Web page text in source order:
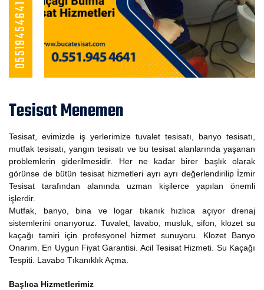
05519454641
Tesisat Menemen
Tesisat, evimizde iş yerlerimize tuvalet tesisatı, banyo tesisatı,
mutfak tesisatı, yangın tesisatı ve bu tesisat alanlarında yaşanan
problemlerin giderilmesidir. Her ne kadar birer başlık olarak
görünse de bütün tesisat hizmetleri ayrı ayrı değerlendirilip İzmir
Tesisat tarafından alanında uzman kişilerce yapılan önemli
işlerdir.
Mutfak, banyo, bina ve logar tıkanık hızlıca açıyor drenaj
sistemlerini onarıyoruz. Tuvalet, lavabo, musluk, sifon, klozet su
kaçağı tamiri için profesyonel hizmet sunuyoru. Klozet Banyo
Onarım. En Uygun Fiyat Garantisi. Acil Tesisat Hizmeti. Su Kaçağı
Tespiti. Lavabo Tıkanıklık Açma.
Başlıca Hizmetlerimiz